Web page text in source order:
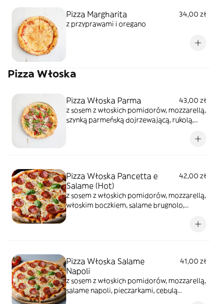
Pizza Margharita
34,00 zł
z przyprawami i oregano
Pizza Włoska
Pizza Włoska Parma
43,00 zł
z sosem z włoskich pomidorów, mozzarellą,
szynką parmeńską dojrzewającą, rukolą,
Pizza Włoska Pancetta e
Salame (Hot)
42,00 zł
z sosem z włoskich pomidorów, mozzarellą,
włoskim boczkiem, salame brugnolo,
Pizza Włoska Salame
Napoli
41,00 zł
z sosem z włoskich pomidorów, mozzarellą,
salame napoli, pieczarkami, cebulą